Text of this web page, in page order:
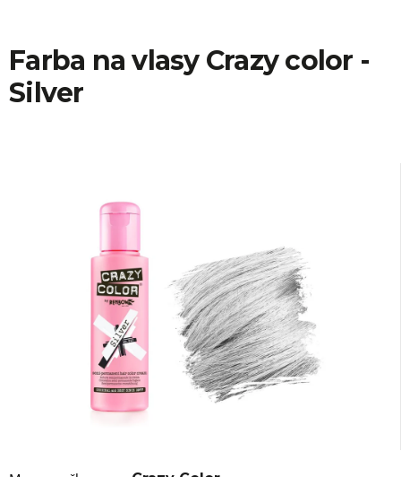
Farba na vlasy Crazy color -
Silver
e
t
e
HĽADAŤ